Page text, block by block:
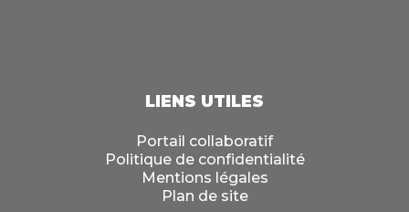
LIENS UTILES
Portail collaboratif
Politique de confidentialité
Mentions légales
Plan de site